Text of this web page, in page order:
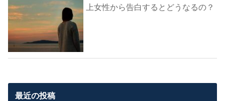
上女性から告白するとどうなるの？
最近の投稿